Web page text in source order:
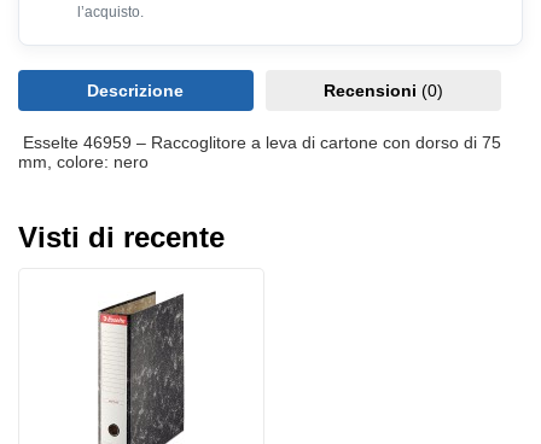
l’acquisto.
Descrizione Recensioni (0)
Esselte 46959 – Raccoglitore a leva di cartone con dorso di 75
mm, colore: nero
Visti di recente